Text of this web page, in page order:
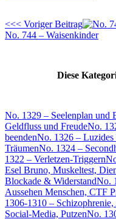
<<< Voriger Beitrag
No. 744 – Waisenkinder
Diese
No. 1329 – Seelenplan und
Geldfluss und FreudeNo.
beendenNo. 1326 – Luzides
TräumenNo. 1324 –
1322 – Verletzen-Triggern
Esel Bruno, Muskeltest,
Blockade & WiderstandNo.
Aussehen Menschen, CTF
1306-1310 –
Social-Media, PutzenNo.